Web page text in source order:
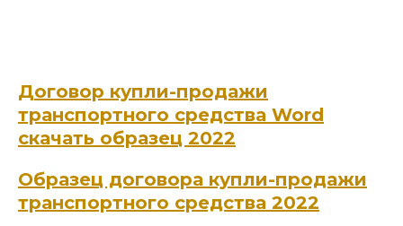
Договор купли-продажи
транспортного средства Word
скачать образец 2022
Образец договора купли-продажи
транспортного средства 2022